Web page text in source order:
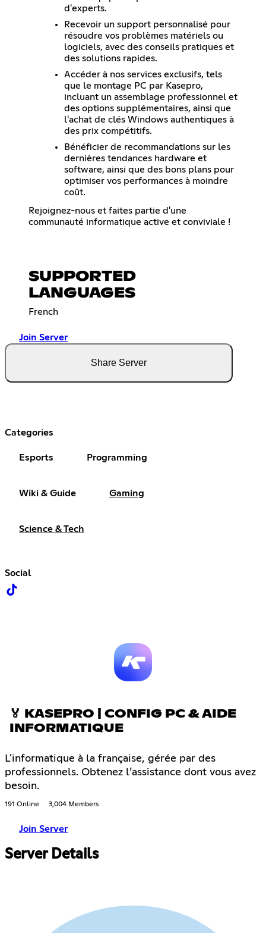
d'experts.
Recevoir un support personnalisé pour
résoudre vos problèmes matériels ou
logiciels, avec des conseils pratiques et
des solutions rapides.
Accéder à nos services exclusifs, tels
que le montage PC par Kasepro,
incluant un assemblage professionnel et
des options supplémentaires, ainsi que
l'achat de clés Windows authentiques à
des prix compétitifs.
Bénéficier de recommandations sur les
dernières tendances hardware et
software, ainsi que des bons plans pour
optimiser vos performances à moindre
coût.
Rejoignez-nous et faites partie d'une
communauté informatique active et conviviale !
SUPPORTED
LANGUAGES
French
Join Server
Share Server
Categories
Esports Programming
Wiki & Guide Gaming
Science & Tech
Social
🏅 KASEPRO | CONFIG PC & AIDE
INFORMATIQUE
L'informatique à la française, gérée par des
professionnels. Obtenez l’assistance dont vous avez
besoin.
191 Online 3,004 Members
Join Server
Server Details